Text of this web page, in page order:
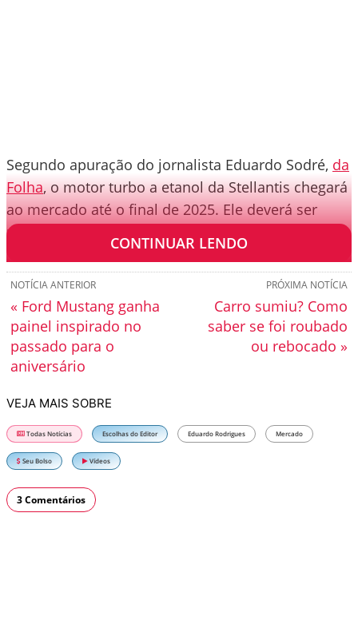
Segundo apuração do jornalista Eduardo Sodré, da
Folha, o motor turbo a etanol da Stellantis chegará
ao mercado até o final de 2025. Ele deverá ser
usado em carros da Fiat e da Jeep.
CONTINUAR LENDO
PRÓXIMA NOTÍCIA
Carro sumiu? Como
saber se foi roubado
ou rebocado »
NOTÍCIA ANTERIOR
« Ford Mustang ganha
painel inspirado no
passado para o
aniversário
VEJA MAIS SOBRE
Todas Notícias Escolhas do Editor Eduardo Rodrigues Mercado
Seu Bolso Vídeos
3 Comentários